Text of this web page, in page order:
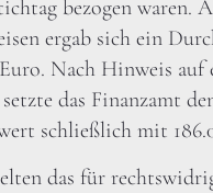
bezogen waren.
ergab sich ein
Nach Hinweis auf
das Finanzamt
schließlich mit
das für